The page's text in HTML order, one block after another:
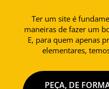
Ter um site é
maneiras de fazer um
E, para quem apenas
elementares,
PEÇA, DE